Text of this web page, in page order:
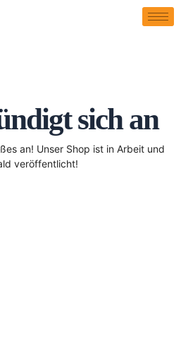
sich an
an! Unser Shop ist in Arbeit und
veröffentlicht!